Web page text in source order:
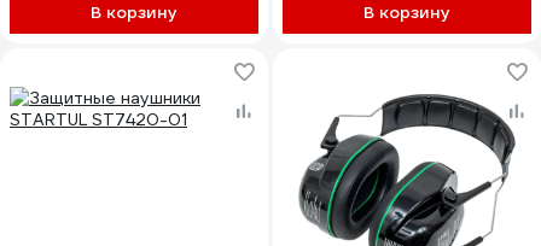
В корзину В корзину